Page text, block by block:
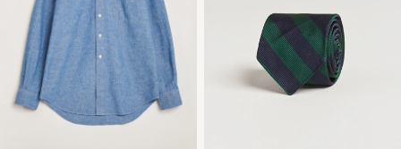
tyyliisi
sopivan
lajittelun
tuotteille